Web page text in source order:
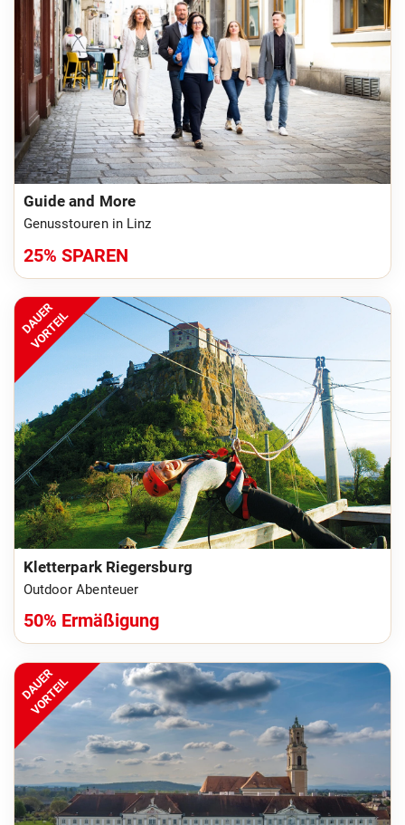
Guide and More
Genusstouren in Linz
25% SPAREN
DAUER
VORTEIL
Kletterpark Riegersburg
Outdoor Abenteuer
50% Ermäßigung
DAUER
VORTEIL